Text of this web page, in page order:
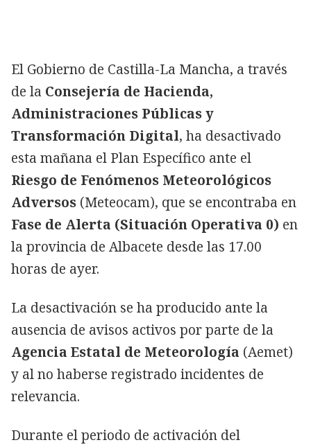
El Gobierno de Castilla-La Mancha, a través
de la Consejería de Hacienda,
Administraciones Públicas y
Transformación Digital, ha desactivado
esta mañana el Plan Específico ante el
Riesgo de Fenómenos Meteorológicos
Adversos (Meteocam), que se encontraba en
Fase de Alerta (Situación Operativa 0) en
la provincia de Albacete desde las 17.00
horas de ayer.
La desactivación se ha producido ante la
ausencia de avisos activos por parte de la
Agencia Estatal de Meteorología (Aemet)
y al no haberse registrado incidentes de
relevancia.
Durante el periodo de activación del